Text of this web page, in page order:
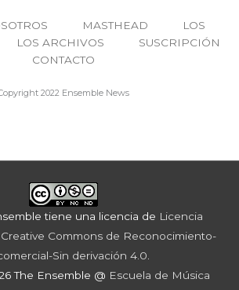
MASTHEAD
LOS
LOS ARCHIVOS
SUSCRIPCIÓN
CONTACTO
2022 Ensemble News
tiene una licencia de Licencia
Commons de Reconocimiento-
Sin derivación 4.0
The Ensemble @ Escuela de Música